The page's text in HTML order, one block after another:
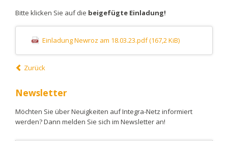
Bitte klicken Sie auf die beigefügte Einladung!
Einladung Newroz am 18.03.23.pdf(167,2 KiB)
Zurück
Newsletter
Möchten Sie über Neuigkeiten auf Integra-Netz informiert
werden? Dann melden Sie sich im Newsletter an!